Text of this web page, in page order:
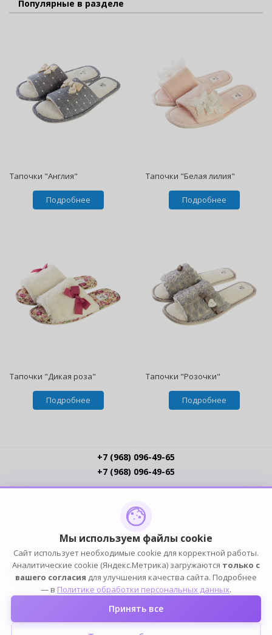
Популярные в разделе
Тапочки "Англия"
Подробнее
Тапочки "Белая лилия"
Подробнее
Тапочки "Дикая роза"
Подробнее
Тапочки "Розочки"
Подробнее
+7 (968) 096-49-65
+7 (968) 096-49-65
Политика обработки ПДн
Публичная оферта
ПОДПИСЫВАЙСЯ
2004-2026 © ELIA — ИП Елин К.Н. (ОГРНИП 316774600249101, ИНН 772391778153). Оптовый
магазин домашней одежды, белья, обуви и аксессуаров. Все права защищены.
Мы используем файлы cookie
Сайт использует необходимые cookie для корректной работы.
Аналитические cookie (Яндекс.Метрика) загружаются только с
вашего согласия для улучшения качества сайта. Подробнее
— в Политике обработки персональных данных.
Принять все